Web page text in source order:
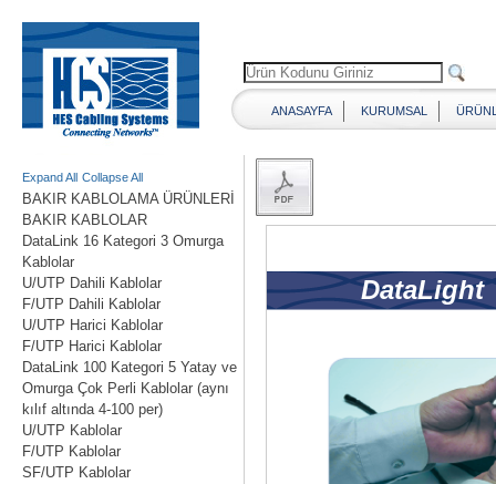
ANASAYFA KURUMSAL
Expand All Collapse All
BAKIR KABLOLAMA ÜRÜNLERİ
BAKIR KABLOLAR
DataLink 16 Kategori 3 Omurga
Kablolar
U/UTP Dahili Kablolar
F/UTP Dahili Kablolar
U/UTP Harici Kablolar
F/UTP Harici Kablolar
DataLink 100 Kategori 5 Yatay ve
Omurga Çok Perli Kablolar (aynı
kılıf altında 4-100 per)
U/UTP Kablolar
F/UTP Kablolar
SF/UTP Kablolar